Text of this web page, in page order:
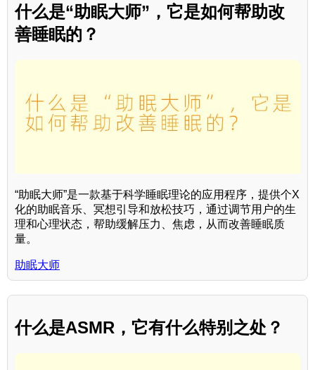
什么是“助眠大师”，它是如何帮助改
善睡眠的？
“助眠大师”是一款基于科学睡眠理论的应用程序，提供个X
化的助眠音乐、冥想引导和放松技巧，通过调节用户的生
理和心理状态，帮助缓解压力、焦虑，从而改善睡眠质
量。
助眠大师
什么是ASMR，它有什么特别之处？